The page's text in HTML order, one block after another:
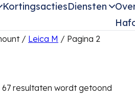
KortingsactiesDiensten
/ Leica M / Pagina 2
67 resultaten wordt getoond